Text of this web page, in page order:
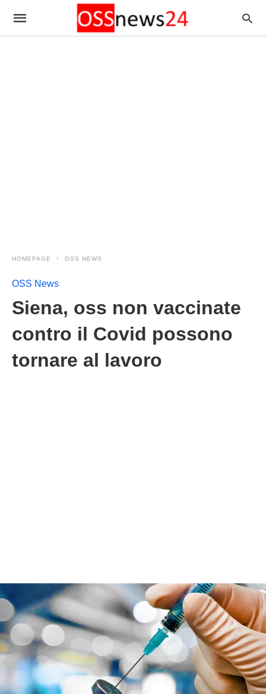
HOMEPAGE OSS NEWS
OSS News
Siena, oss non vaccinate
contro il Covid possono
tornare al lavoro